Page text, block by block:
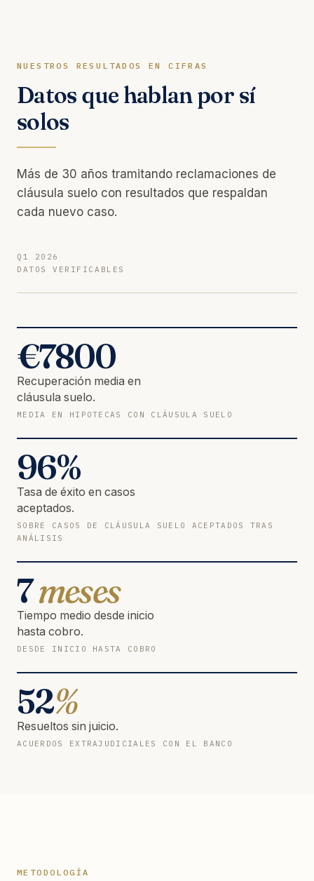
NUESTROS RESULTADOS EN CIFRAS
Datos que hablan por sí
solos
Más de 30 años tramitando reclamaciones de
cláusula suelo con resultados que respaldan
cada nuevo caso.
Q1 2026
DATOS VERIFICABLES
€7800
Recuperación media en
cláusula suelo.
MEDIA EN HIPOTECAS CON CLÁUSULA SUELO
96%
Tasa de éxito en casos
aceptados.
SOBRE CASOS DE CLÁUSULA SUELO ACEPTADOS TRAS
ANÁLISIS
7meses
Tiempo medio desde inicio
hasta cobro.
DESDE INICIO HASTA COBRO
52%
Resueltos sin juicio.
ACUERDOS EXTRAJUDICIALES CON EL BANCO
METODOLOGÍA